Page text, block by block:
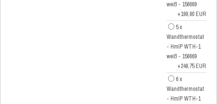
weiß - 156669
+199,80 EUR
5 x
Wandthermostat
- HmIP WTH-1
weiß - 156669
+249,75 EUR
6 x
Wandthermostat
- HmIP WTH-1